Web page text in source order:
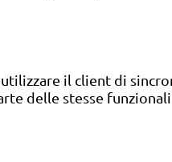
il client di
delle stesse